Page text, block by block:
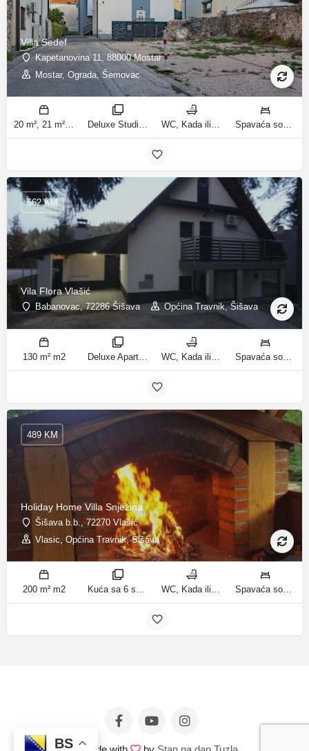
Villa Sedef
Kapetanovina 11, 88000 Mostar
Mostar, Ograda, Šemovac
20 m², 21 m², 31 m², 30 m² m2 Deluxe Studio, Studio sa balkonom, Apartman, Deluxe jednosobni apartman, Apartman sa balkonom sobe WC, Kada ili tuš kupatila Spavaća soba 1: 1 bračni krevet | Dnevni boravak: 1 kauč na razvlačenje | Spavaća soba 1: 1 francuski bračni krevet ležaja
Vila Flora Vlašić
Babanovac, 72286 Šišava Općina Travnik, Šišava
562 KM
130 m² m2 Deluxe Apartment sobe WC, Kada ili tuš kupatila Spavaća soba 1: 1 francuski bračni krevet | Spavaća soba 2: 1 francuski bračni krevet | Spavaća soba 3: 1 krevet za jednu osobu | Spavaća soba 4: 1 krevet za jednu osobu | Spavaća soba 5: 1 krevet na kat | Spavaća soba 6: 2 kreveta za jednu osobu | Dnevni boravak: 1 kauč na razvlačenje ležaja
Holiday Home Villa Snježina
Šišava b.b., 72270 Vlašić
Vlasic, Općina Travnik, Šišava
489 KM
200 m² m2 Kuća sa 6 spavaćih soba sobe WC, Kada ili tuš kupatila Spavaća soba 1: 1 krevet za jednu osobu | Spavaća soba 2: 1 krevet za jednu osobu | Spavaća soba 3: 1 francuski bračni krevet | Spavaća soba 4: 2 kreveta za jednu osobu | Dnevni boravak: 1 kauč na razvlačenje ležaja
BS